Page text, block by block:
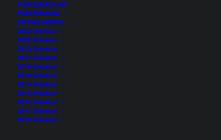
KONUŞMACILAR
PERFORMANS
ORTAKLARIMIZ
2023 Ortakları
2022 Ortakları
2018 Ortakları
2017 Ortakları
2016 Ortakları
2015 Ortakları
2014 Ortakları
2013 Ortakları
2012 Ortakları
2011 Ortakları
2010 Ortakları